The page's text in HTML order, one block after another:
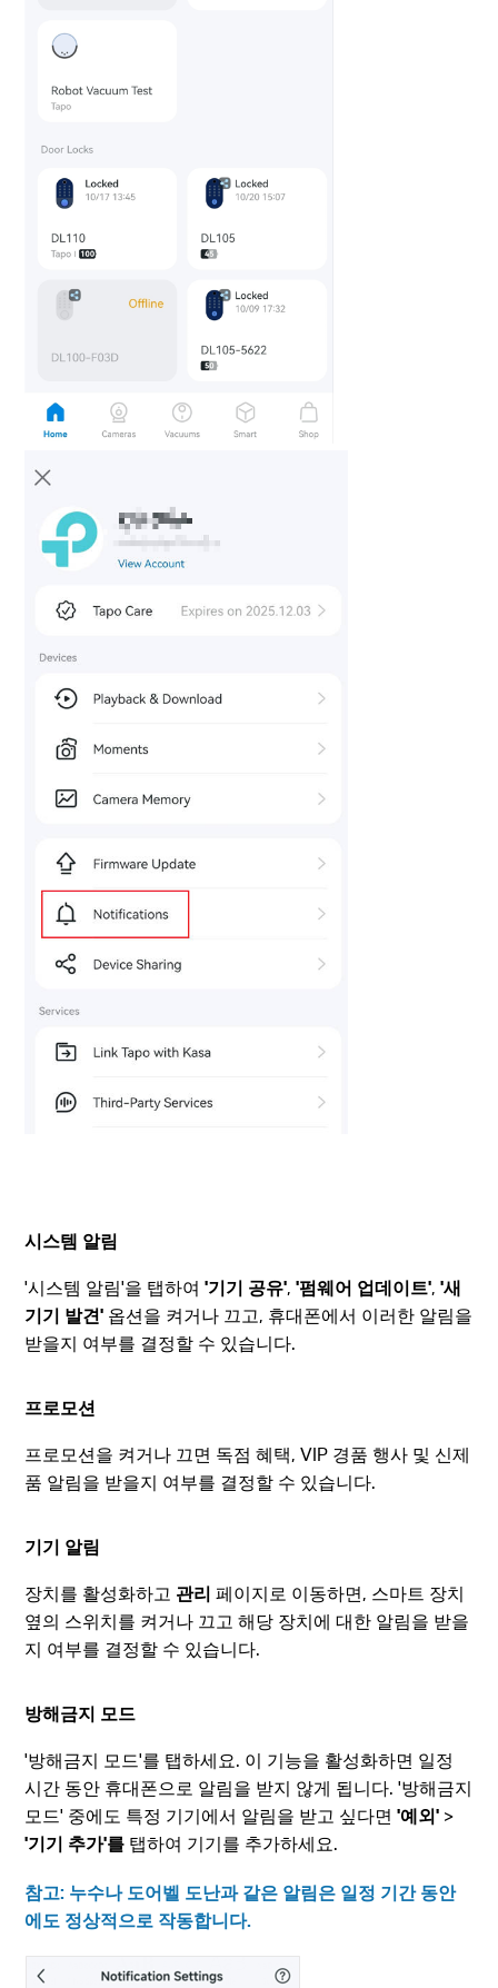
시스템 알림
'시스템 알림'을 탭하여'기기 공유','펌웨어 업데이트','새
기기 발견' 옵션을 켜거나 끄고, 휴대폰에서 이러한 알림을
받을지 여부를 결정할 수 있습니다.
프로모션
프로모션을 켜거나 끄면 독점 혜택, VIP 경품 행사 및 신제
품 알림을 받을지 여부를 결정할 수 있습니다.
기기 알림
장치를 활성화하고 관리 페이지로 이동하면, 스마트 장치
옆의 스위치를 켜거나 끄고 해당 장치에 대한 알림을 받을
지 여부를 결정할 수 있습니다.
방해금지 모드
'방해금지 모드'를 탭하세요. 이 기능을 활성화하면 일정
시간 동안 휴대폰으로 알림을 받지 않게 됩니다. '방해금지
모드' 중에도 특정 기기에서 알림을 받고 싶다면'예외' >
'기기 추가'를 탭하여 기기를 추가하세요.
참고: 누수나 도어벨 도난과 같은 알림은 일정 기간 동안
에도 정상적으로 작동합니다.